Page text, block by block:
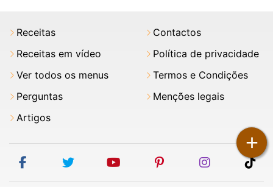
+
Receitas
Receitas em vídeo
Ver todos os menus
Perguntas
Artigos
Contactos
Política de privacidade
Termos e Condições
Menções legais
facebooktwitter youtubepinterestinstagram